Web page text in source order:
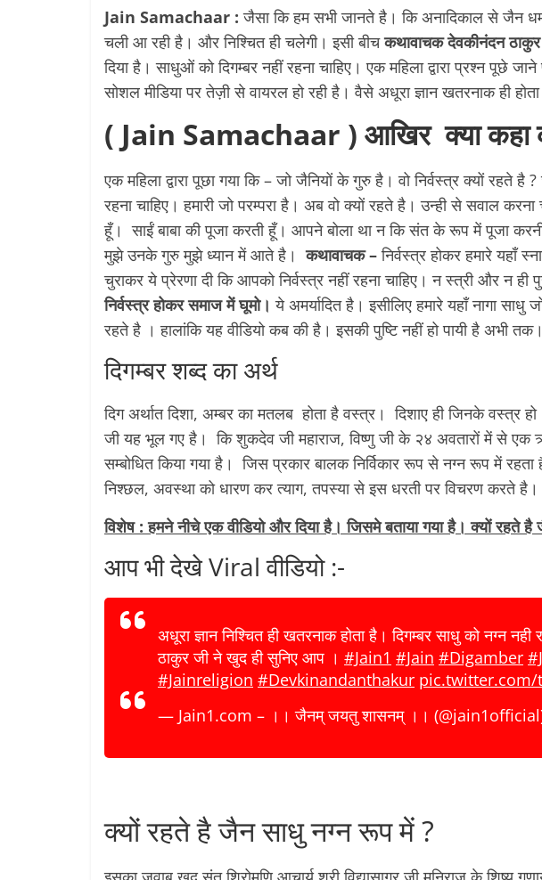
Jain Samachaar :जैसा कि हम सभी जानते है। कि अनादिकाल से जैन धर्म
चली आ रही है। और निश्चित ही चलेगी। इसी बीचकथावाचक देवकीनंदन ठाकुर
दिया है। साधुओं को दिगम्बर नहीं रहना चाहिए। एक महिला द्वारा प्रश्न पूछे
सोशल मीडिया पर तेज़ी से वायरल हो रही है। वैसे अधूरा ज्ञान खतरनाक ही
( Jain Samachaar ) आखिर क्या कहा
एक महिला द्वारा पूछा गया कि – जो जैनियों के गुरु है। वो निर्वस्त्र क्यों रहते है
रहना चाहिए। हमारी जो परम्परा है। अब वो क्यों रहते है। उन्ही से सवाल करना
हूँ। साईं बाबा की पूजा करती हूँ। आपने बोला था न कि संत के रूप में पूजा
मुझे उनके गुरु मुझे ध्यान में आते है।कथावाचक –निर्वस्त्र होकर हमारे यहाँ
चुराकर ये प्रेरणा दी कि आपको निर्वस्त्र नहीं रहना चाहिए। न स्त्री और न
निर्वस्त्र होकर समाज में घूमो।ये अमर्यादित है। इसीलिए हमारे यहाँ नागा साधु
रहते है । हालांकि यह वीडियो कब की है। इसकी पुष्टि नहीं हो पायी है अभी तक।
दिगम्बर शब्द का अर्थ
दिग अर्थात दिशा, अम्बर का मतलब होता है वस्त्र। दिशाए ही जिनके वस्त्र
जी यह भूल गए है। कि शुकदेव जी महाराज, विष्णु जी के २४ अवतारों में से एक
सम्बोधित किया गया है। जिस प्रकार बालक निर्विकार रूप से नग्न रूप में
निश्छल, अवस्था को धारण कर त्याग, तपस्या से इस धरती पर विचरण करते है।
विशेष : हमने नीचे एक वीडियो और दिया है। जिसमे बताया गया है। क्यों रहते
आप भी देखे Viral वीडियो :-
अधूरा ज्ञान निश्चित ही खतरनाक होता है। दिगम्बर साधु को नग्न
ठाकुर जी ने खुद ही सुनिए आप । #Jain1 #Jain #Digamber
#Jainreligion #Devkinandanthakur pic.twitter.com/
— Jain1.com – ।। जैनम् जयतु शासनम् ।।
क्यों रहते है जैन साधु नग्न रूप में ?